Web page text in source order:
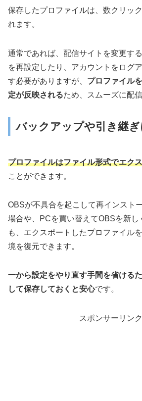
保存したプロファイルは、数クリッ
れます。
通常であれば、配信サイトを変更す
を再設定したり、アカウントをログ
す必要がありますが、 プロファイル
定が反映されるため、スムーズに配
バックアップや引き継
プロファイルはファイル形式でエク
ことができます。
OBSが不具合を起こして再インスト
場合や、PCを買い替えてOBSを新し
も、エクスポートしたプロファイル
境を復元できます。
一から設定をやり直す手間を省ける
して保存しておくと安心です。
スポンサーリンク